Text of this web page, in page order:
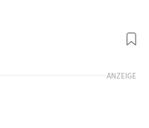
Motorrad-Vertriebsgesellschaft mbH
ANZEIGE